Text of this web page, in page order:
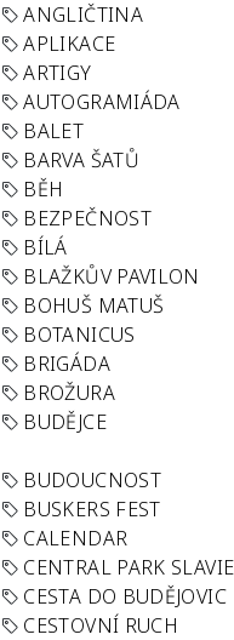
ANGLIČTINA
APLIKACE
ARTIGY
AUTOGRAMIÁDA
BALET
BARVA ŠATŮ
BĚH
BEZPEČNOST
BÍLÁ
BLAŽKŮV PAVILON
BOHUŠ MATUŠ
BOTANICUS
BRIGÁDA
BROŽURA
BUDĚJCE
BUDOUCNOST
BUSKERS FEST
CALENDAR
CENTRAL PARK SLAVIE
CESTA DO BUDĚJOVIC
CESTOVNÍ RUCH